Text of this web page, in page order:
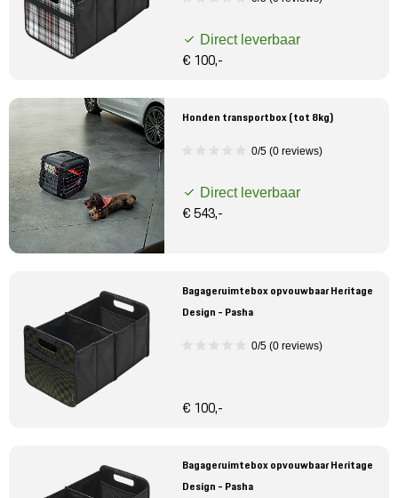
Direct leverbaar
€ 100,-
Honden transportbox (tot 8kg)
0/5 (0 reviews)
Direct leverbaar
€ 543,-
Bagageruimtebox opvouwbaar Heritage
Design - Pasha
0/5 (0 reviews)
€ 100,-
Bagageruimtebox opvouwbaar Heritage
Design - Pasha